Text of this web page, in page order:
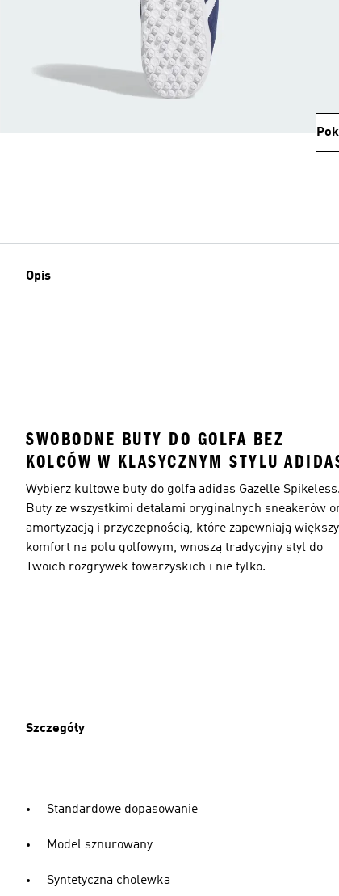
Opis
SWOBODNE BUTY DO GOLFA BEZ
KOLCÓW W KLASYCZNYM STYLU
Wybierz kultowe buty do golfa adidas Gazelle Spikeless.
Buty ze wszystkimi detalami oryginalnych sneakerów
amortyzacją i przyczepnością, które zapewniają większy
komfort na polu golfowym, wnoszą tradycyjny styl do
Twoich rozgrywek towarzyskich i nie tylko.
Szczegóły
Standardowe dopasowanie
Model sznurowany
Syntetyczna cholewka